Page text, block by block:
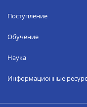
Поступление
Обучение
Наука
Информационные